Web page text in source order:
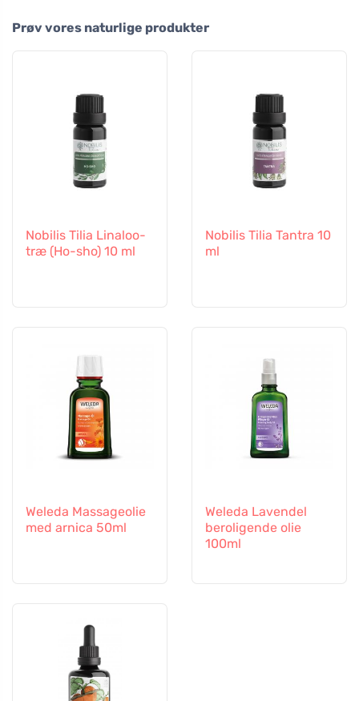
Prøv vores naturlige produkter
Nobilis Tilia Linaloo-
træ (Ho-sho) 10 ml
Nobilis Tilia Tantra 10
ml
Weleda Massageolie
med arnica 50ml
Weleda Lavendel
beroligende olie
100ml